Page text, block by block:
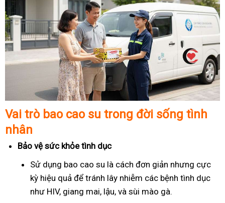
Vai trò bao cao su trong đời sống tình
nhân
Bảo vệ sức khỏe tình dục
Sử dụng bao cao su là cách đơn giản nhưng cực
kỳ hiệu quả để tránh lây nhiễm các bệnh tình dục
như HIV, giang mai, lậu, và sùi mào gà.